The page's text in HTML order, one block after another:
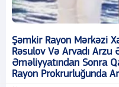
Şəmkir Rayon Mərkəzi
Rəsulov Və Arvadı
Əməliyyatından Sonra
Rayon Prokrurluğunda